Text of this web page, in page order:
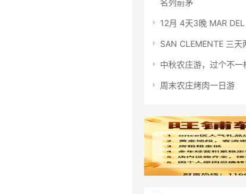
名列前茅
12月 4天3晚 MAR
SAN CLEMENTE 三天
中秋农庄游，过个不一
周末农庄烤肉一日游